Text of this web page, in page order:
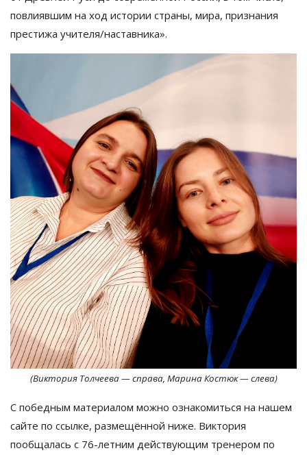
повлиявшим на ход истории страны, мира, признания
престижа учителя/наставника».
(Виктория Толчеева— справа, Марина Костюк — слева)
С победным материалом можно ознакомиться на нашем
сайте по ссылке, размещённой ниже. Виктория
пообщалась с 76-летним действующим тренером по